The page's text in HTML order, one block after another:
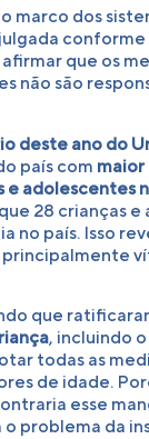
marco dos
conforme
que os
não são
deste ano do
país com maior
e adolescentes
28 crianças
no país. Isso
principalmente
que
, incluindo o
todas as
de idade.
esse
o problema da